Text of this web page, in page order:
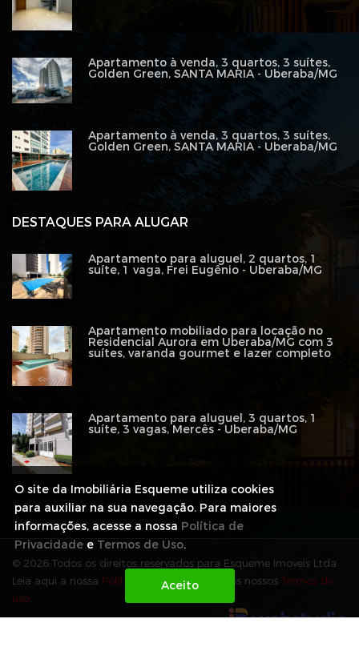
DESTAQUES PARA ALUGAR
Apartamento para aluguel, 2 quartos, 1
suíte, 1 vaga, Frei Eugênio - Uberaba/MG
Apartamento mobiliado para locação no
Residencial Aurora em Uberaba/MG com 3
suítes, varanda gourmet e lazer completo
Apartamento para aluguel, 3 quartos, 1
suíte, 3 vagas, Mercês - Uberaba/MG
Apartamento à venda, 3 quartos, 3 suítes,
Golden Green, SANTA MARIA - Uberaba/MG
Apartamento à venda, 3 quartos, 3 suítes,
Golden Green, SANTA MARIA - Uberaba/MG
© 2026 Todos os direitos reservados para Esqueme Imoveis Ltda .
Leia aqui a nossa Política de Privacidade e os nossos Termos de
uso.
O site da Imobiliária Esqueme utiliza cookies
para auxiliar na sua navegação. Para maiores
informações, acesse a nossa Política de
Privacidade e Termos de Uso.